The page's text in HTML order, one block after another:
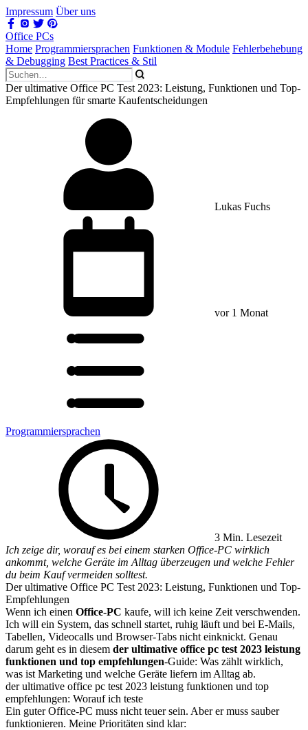
Impressum Über uns
Office PCs
Home Programmiersprachen Funktionen & Module Fehlerbehebung
& Debugging Best Practices & Stil
Der ultimative Office PC Test 2023: Leistung, Funktionen und Top-
Empfehlungen für smarte Kaufentscheidungen
Lukas Fuchs
vor 1 Monat
Programmiersprachen
3 Min. Lesezeit
Ich zeige dir, worauf es bei einem starken Office-PC wirklich
ankommt, welche Geräte im Alltag überzeugen und welche Fehler
du beim Kauf vermeiden solltest.
Der ultimative Office PC Test 2023: Leistung, Funktionen und Top-
Empfehlungen
Wenn ich einen Office-PC kaufe, will ich keine Zeit verschwenden.
Ich will ein System, das schnell startet, ruhig läuft und bei E-Mails,
Tabellen, Videocalls und Browser-Tabs nicht einknickt. Genau
darum geht es in diesem der ultimative office pc test 2023 leistung
funktionen und top empfehlungen-Guide: Was zählt wirklich,
was ist Marketing und welche Geräte liefern im Alltag ab.
der ultimative office pc test 2023 leistung funktionen und top
empfehlungen: Worauf ich teste
Ein guter Office-PC muss nicht teuer sein. Aber er muss sauber
funktionieren. Meine Prioritäten sind klar: